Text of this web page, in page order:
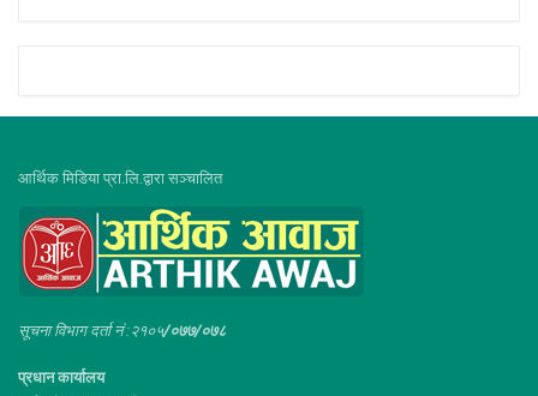
आर्थिक मिडिया प्रा.लि.द्वारा सञ्चालित
सूचना विभाग दर्ता नं :२१०५/०७७/०७८
प्रधान कार्यालय